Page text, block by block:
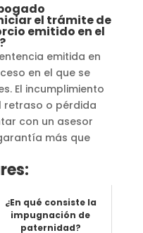
el trámite de
emitido en el
emitida en
en el que se
El incumplimiento
retraso o pérdida
con un asesor
más que
¿En qué consiste la
impugnación de
paternidad?